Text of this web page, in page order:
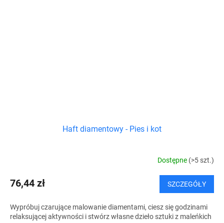
Haft diamentowy - Pies i kot
Dostępne (>5 szt.)
76,44 zł SZCZEGÓŁY
Wypróbuj czarujące malowanie diamentami, ciesz się godzinami
relaksującej aktywności i stwórz własne dzieło sztuki z maleńkich